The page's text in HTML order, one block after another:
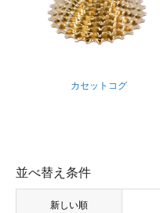
カセットコグ
並べ替え条件
新しい順